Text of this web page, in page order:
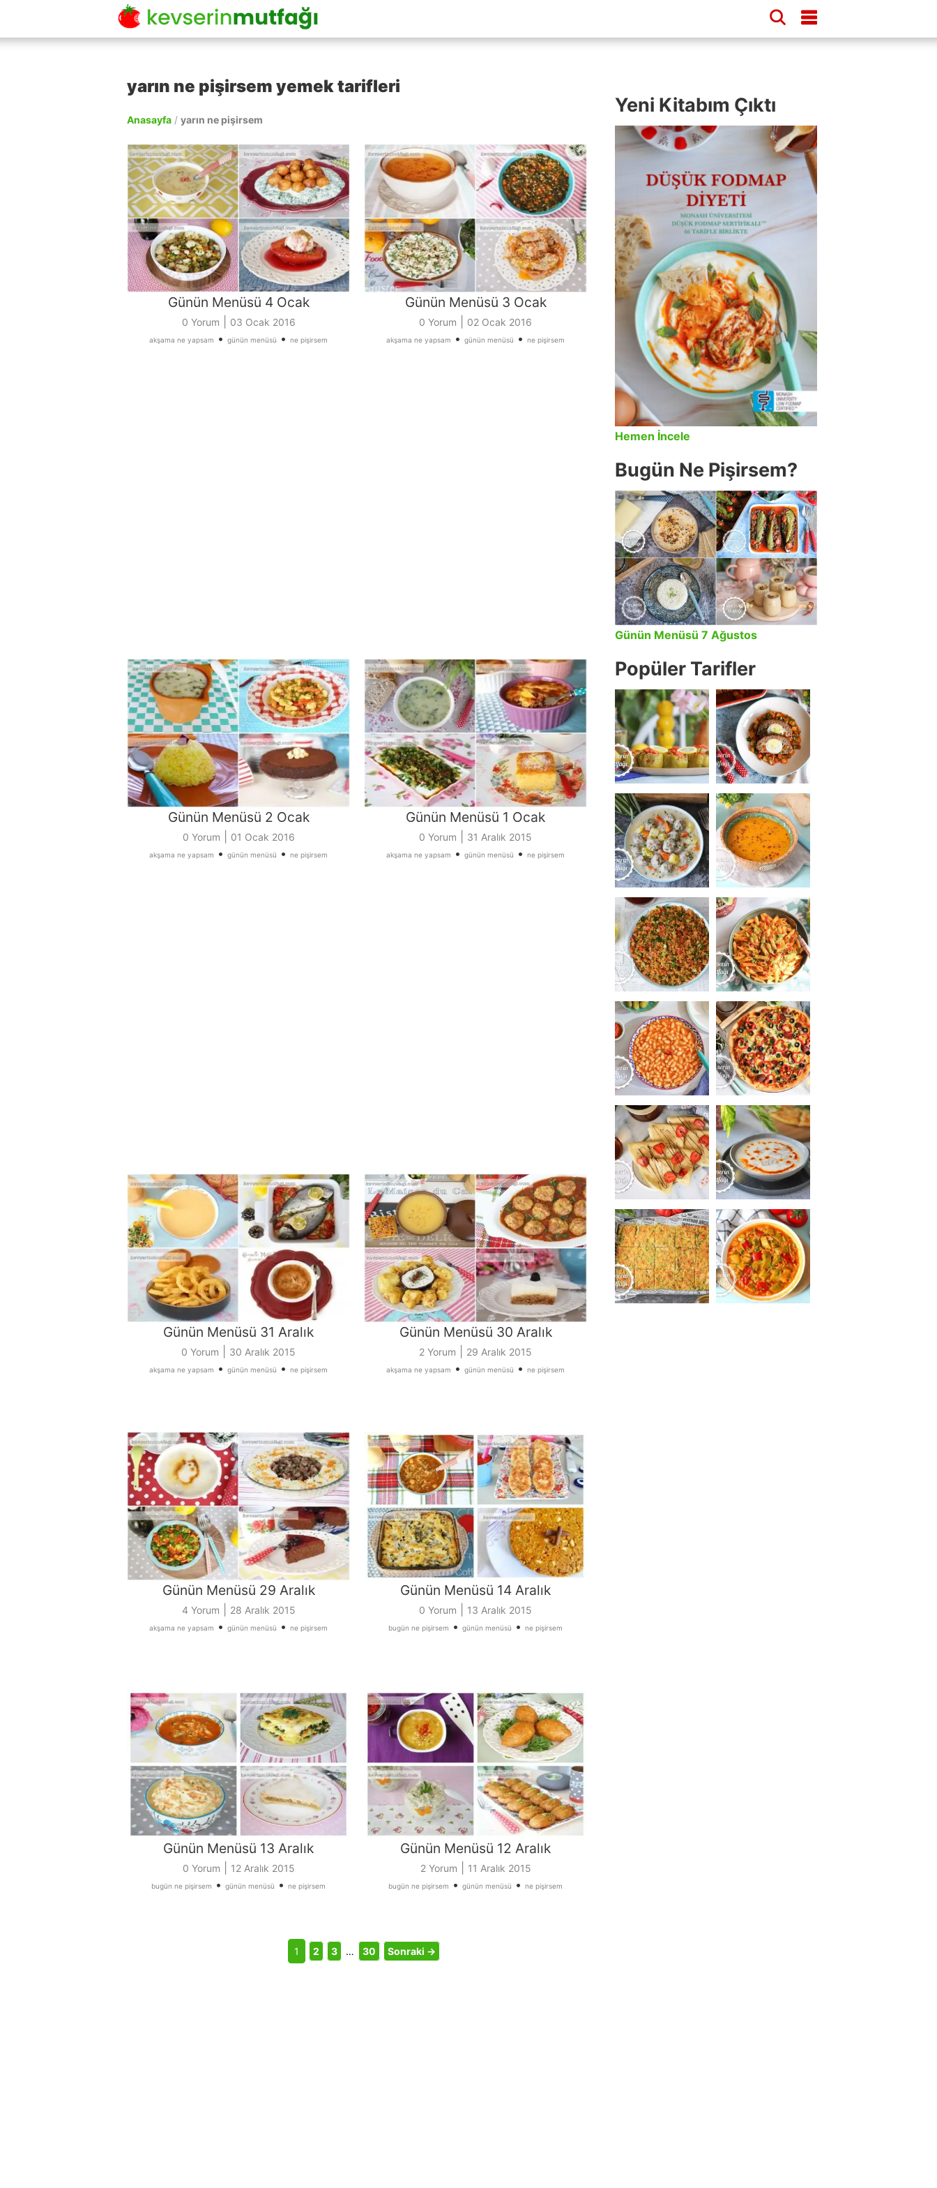
yarın ne pişirsem yemek tarifleri
Anasayfa / yarın ne pişirsem
Günün Menüsü 4 Ocak
0 Yorum 03 Ocak 2016
akşama ne yapsam • günün menüsü • ne pişirsem
Günün Menüsü 3 Ocak
0 Yorum 02 Ocak 2016
akşama ne yapsam • günün menüsü • ne pişirsem
Günün Menüsü 2 Ocak
0 Yorum 01 Ocak 2016
akşama ne yapsam • günün menüsü • ne pişirsem
Günün Menüsü 1 Ocak
0 Yorum 31 Aralık 2015
akşama ne yapsam • günün menüsü • ne pişirsem
Günün Menüsü 31 Aralık
0 Yorum 30 Aralık 2015
akşama ne yapsam • günün menüsü • ne pişirsem
Günün Menüsü 30 Aralık
2 Yorum 29 Aralık 2015
akşama ne yapsam • günün menüsü • ne pişirsem
Günün Menüsü 29 Aralık
4 Yorum 28 Aralık 2015
akşama ne yapsam • günün menüsü • ne pişirsem
Günün Menüsü 14 Aralık
0 Yorum 13 Aralık 2015
bugün ne pişirsem • günün menüsü • ne pişirsem
Günün Menüsü 13 Aralık
0 Yorum 12 Aralık 2015
bugün ne pişirsem • günün menüsü • ne pişirsem
Günün Menüsü 12 Aralık
2 Yorum 11 Aralık 2015
bugün ne pişirsem • günün menüsü • ne pişirsem
1 2 3 … 30 Sonraki →
Yeni Kitabım Çıktı
Hemen İncele
Bugün Ne Pişirsem?
Günün Menüsü 7 Ağustos
Popüler Tarifler